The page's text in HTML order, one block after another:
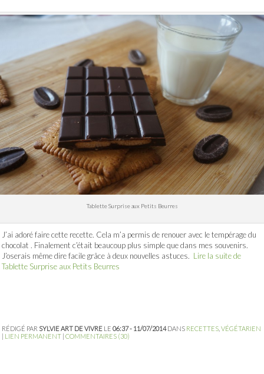
Tablette Surprise aux Petits Beurres
J’ai adoré faire cette recette. Cela m’a permis de renouer avec le tempérage du
chocolat . Finalement c’était beaucoup plus simple que dans mes souvenirs.
J’oserais même dire facile grâce à deux nouvelles astuces. Lire la suite de
Tablette Surprise aux Petits Beurres
RÉDIGÉ PAR SYLVIE ART DE VIVRE LE 06:37 - 11/07/2014DANS RECETTES VÉGÉTARIEN
| LIEN PERMANENT | COMMENTAIRES (30)